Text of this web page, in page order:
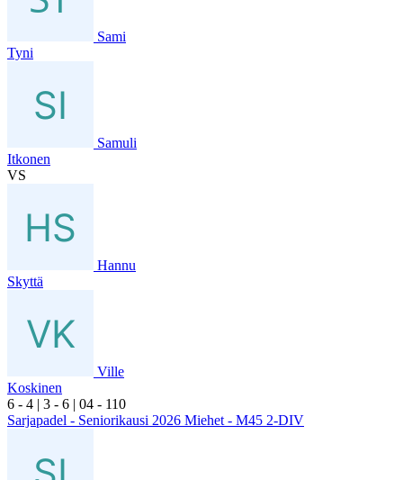
Sami
Tyni
Samuli
Itkonen
VS
Hannu
Skyttä
Ville
Koskinen
6 - 4 | 3 - 6 | 04 - 110
Sarjapadel - Seniorikausi 2026 Miehet - M45 2-DIV